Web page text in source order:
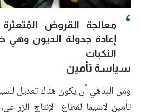
معالجة القروض
إعادة جدولة الديون وهي
النكبات
سياسة تأمين
ومن البدهي أن يكون هناك تعديل
تأمين لاسيما لقطاع الإنتاج الزراعي